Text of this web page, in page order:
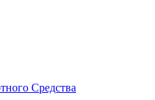
Средства